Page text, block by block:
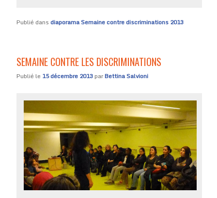
Publié dans diaporama Semaine contre discriminations 2013
SEMAINE CONTRE LES DISCRIMINATIONS
Publié le 15 décembre 2013 parBettina Salvioni